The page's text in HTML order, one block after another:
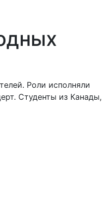
Роли исполняли
Студенты из Канады,